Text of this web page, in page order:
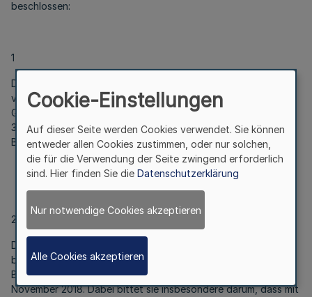
beschlossen:
1
Die Konferenz der Innenminister und -senatoren der Länder
verlängert den Abschiebungsstopp nach Syrien auf der
Grundlage des § 60a des Aufenthaltsgesetzes bis
30. Juni 2019 und bittet den Bundesminister des Innern, für
Bau und Heimat um die Erteilung des Einvernehmens.
2
Die Konferenz der Innenminister und -senatoren der Länder
bittet die Bundesregierung um eine Fortschreibung der
Bewertung der Lage in der Arabischen Republik Syrien vom
November 2018. Dabei bittet sie insbesondere darum, dass mit
Cookie-Einstellungen
Auf dieser Seite werden Cookies verwendet. Sie können
entweder allen Cookies zustimmen, oder nur solchen,
die für die Verwendung der Seite zwingend erforderlich
sind. Hier finden Sie die Datenschutzerklärung
Nur notwendige Cookies akzeptieren
Alle Cookies akzeptieren